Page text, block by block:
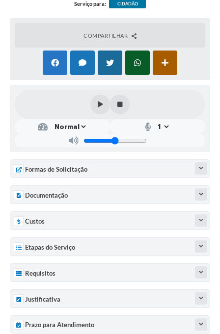
Serviço para: CIDADÃO
COMPARTILHAR
Formas de Solicitação
Documentação
Custos
Etapas do Serviço
Requisitos
Justificativa
Prazo para Atendimento